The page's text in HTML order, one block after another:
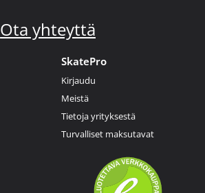
Ota yhteyttä
SkatePro
Kirjaudu
Meistä
Tietoja yrityksestä
Turvalliset maksutavat